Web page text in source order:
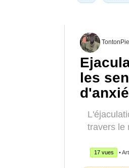
les
travers le
17 vues •